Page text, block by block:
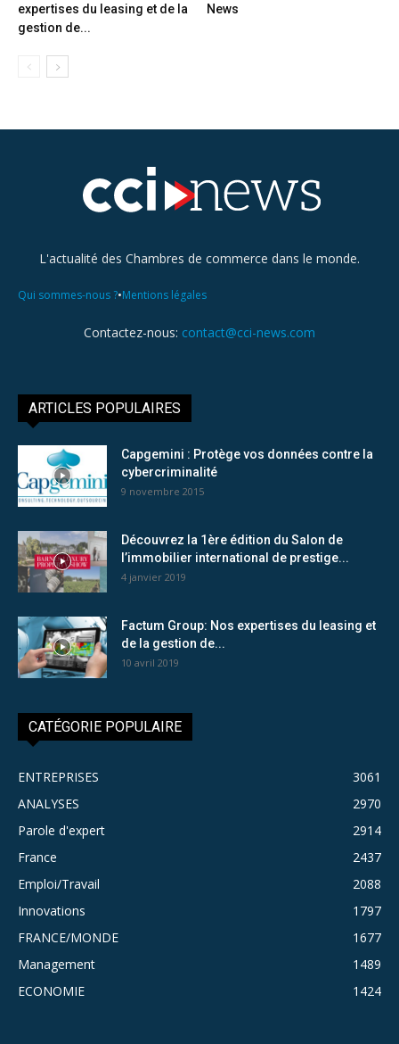
expertises du leasing et de la
gestion de...
News
L'actualité des Chambres de commerce dans le monde.
Qui sommes-nous ?•Mentions légales
Contactez-nous: contact@cci-news.com
ARTICLES POPULAIRES
Capgemini : Protège vos données contre la
cybercriminalité
9 novembre 2015
Découvrez la 1ère édition du Salon de
l’immobilier international de prestige...
4 janvier 2019
Factum Group: Nos expertises du leasing et
de la gestion de...
10 avril 2019
CATÉGORIE POPULAIRE
ENTREPRISES
3061
ANALYSES
2970
Parole d'expert
2914
France
2437
Emploi/Travail
2088
Innovations
1797
FRANCE/MONDE
1677
Management
1489
ECONOMIE
1424